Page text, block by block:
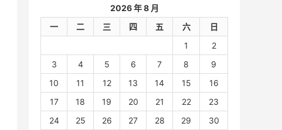
2026 年 8 月
一
二 三 四 五 六
日
1
2
3
4 5 6 7 8
9
10
11 12 13 14 15
16
17
18 19 20 21 22
23
24
25 26 27 28 29
30